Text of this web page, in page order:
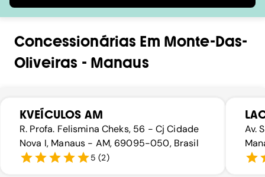
Concessionárias Em Monte-Das-
Oliveiras - Manaus
KVEÍCULOS AM
R. Profa. Felismina Cheks, 56 - Cj Cidade
Nova I, Manaus - AM, 69095-050, Brasil
5 (2)
Av.